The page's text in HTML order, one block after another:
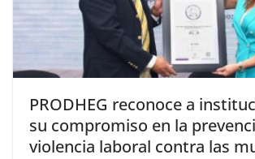
PRODHEG reconoce a
su compromiso en la
violencia laboral contra las